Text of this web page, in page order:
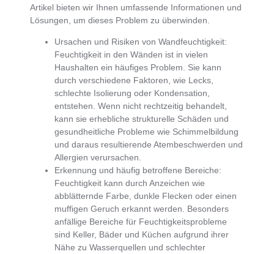
Artikel bieten wir Ihnen umfassende Informationen und
Lösungen, um dieses Problem zu überwinden.
Ursachen und Risiken von Wandfeuchtigkeit:
Feuchtigkeit in den Wänden ist in vielen
Haushalten ein häufiges Problem. Sie kann
durch verschiedene Faktoren, wie Lecks,
schlechte Isolierung oder Kondensation,
entstehen. Wenn nicht rechtzeitig behandelt,
kann sie erhebliche strukturelle Schäden und
gesundheitliche Probleme wie Schimmelbildung
und daraus resultierende Atembeschwerden und
Allergien verursachen.
Erkennung und häufig betroffene Bereiche:
Feuchtigkeit kann durch Anzeichen wie
abblätternde Farbe, dunkle Flecken oder einen
muffigen Geruch erkannt werden. Besonders
anfällige Bereiche für Feuchtigkeitsprobleme
sind Keller, Bäder und Küchen aufgrund ihrer
Nähe zu Wasserquellen und schlechter